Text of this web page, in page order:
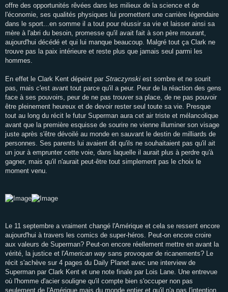
offre des opportunités rêvées dans les milieux de la science et de
l'économie, ses qualités physiques lui promettent une carrière légendaire
dans le sport...en somme il a tout pour réussir sa vie et laisser ainsi sa
mère à l'abri du besoin, promesse qu'il avait fait à son père mourant,
aujourd'hui décédé et qui lui manque beaucoup. Malgré tout ça Clark ne
trouve pas la paix intérieure et reste plus que jamais seul parmi les
hommes.
En effet le Clark Kent dépeint par Straczynski est sombre et ne sourit
pas, mais c'est avant tout parce qu'il a peur. Peur de la réaction des gens
face à ses pouvoirs, peur de ne pas trouver sa place, de ne pas pouvoir
être pleinement heureux et de devoir rester seul toute sa vie. Presque
tout au long du récit le futur Superman aura cet air triste et mélancolique
avant que la première esquisse de sourire ne vienne illuminer son visage
juste après s'être dévoilé au monde en sauvant le destin de milliards de
personnes. Ses parents lui avaient dit qu'ils ne souhaitaient pas qu'il ait
un jour à emprunter cette voie, dans laquelle il aurait plus à perdre qu'à
gagner, mais qu'il n'aurait peut-être tout simplement pas le choix le
moment venu.
Le 11 septembre a vraiment changé l'Amérique et cela se ressent encore
aujourd'hui à travers les comics de super-héros. Peut-on encore croire
aux valeurs de Superman? Peut-on encore réellement mettre en avant la
vérité, la justice et l'American way sans provoquer de ricanements? Le
récit s'achève sur 4 pages du Daily Planet avec une interview de
Superman par Clark Kent et une note finale par Lois Lane. Une entrevue
où l'homme d'acier souligne qu'il compte bien s'occuper non pas
seulement de l'Amérique mais du monde entier et qu'il n'a pas l'intention